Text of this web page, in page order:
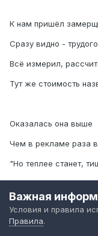
К нам пришёл
Сразу видно -
Всё измерил,
Тут же стоимость
Оказалась она выше
Чем в рекламе раза
"Но теплее станет,
Произнёс он нам
Заключили договор
Важная
Условия и правила
Правила.